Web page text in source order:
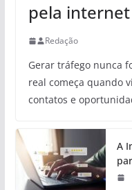
pela internet
Redação
Gerar tráfego nunca
real começa quando
contatos e
A